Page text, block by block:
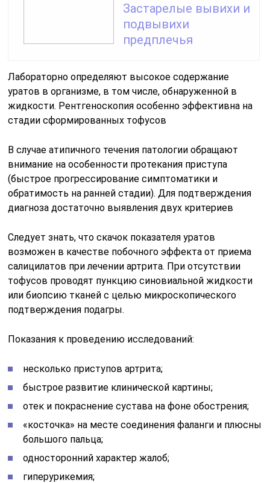
Застарелые вывихи и
подвывихи
предплечья
Лабораторно определяют высокое содержание
уратов в организме, в том числе, обнаруженной в
жидкости. Рентгеноскопия особенно эффективна на
стадии сформированных тофусов
В случае атипичного течения патологии обращают
внимание на особенности протекания приступа
(быстрое прогрессирование симптоматики и
обратимость на ранней стадии). Для подтверждения
диагноза достаточно выявления двух критериев
Следует знать, что скачок показателя уратов
возможен в качестве побочного эффекта от приема
салицилатов при лечении артрита. При отсутствии
тофусов проводят пункцию синовиальной жидкости
или биопсию тканей с целью микроскопического
подтверждения подагры.
Показания к проведению исследований:
несколько приступов артрита;
быстрое развитие клинической картины;
отек и покраснение сустава на фоне обострения;
«косточка» на месте соединения фаланги и плюсны
большого пальца;
односторонний характер жалоб;
гиперурикемия;